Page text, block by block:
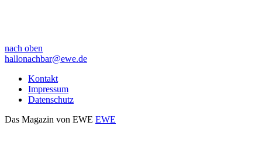
nach oben
hallonachbar@ewe.de
Kontakt
Impressum
Datenschutz
Das Magazin von EWE EWE